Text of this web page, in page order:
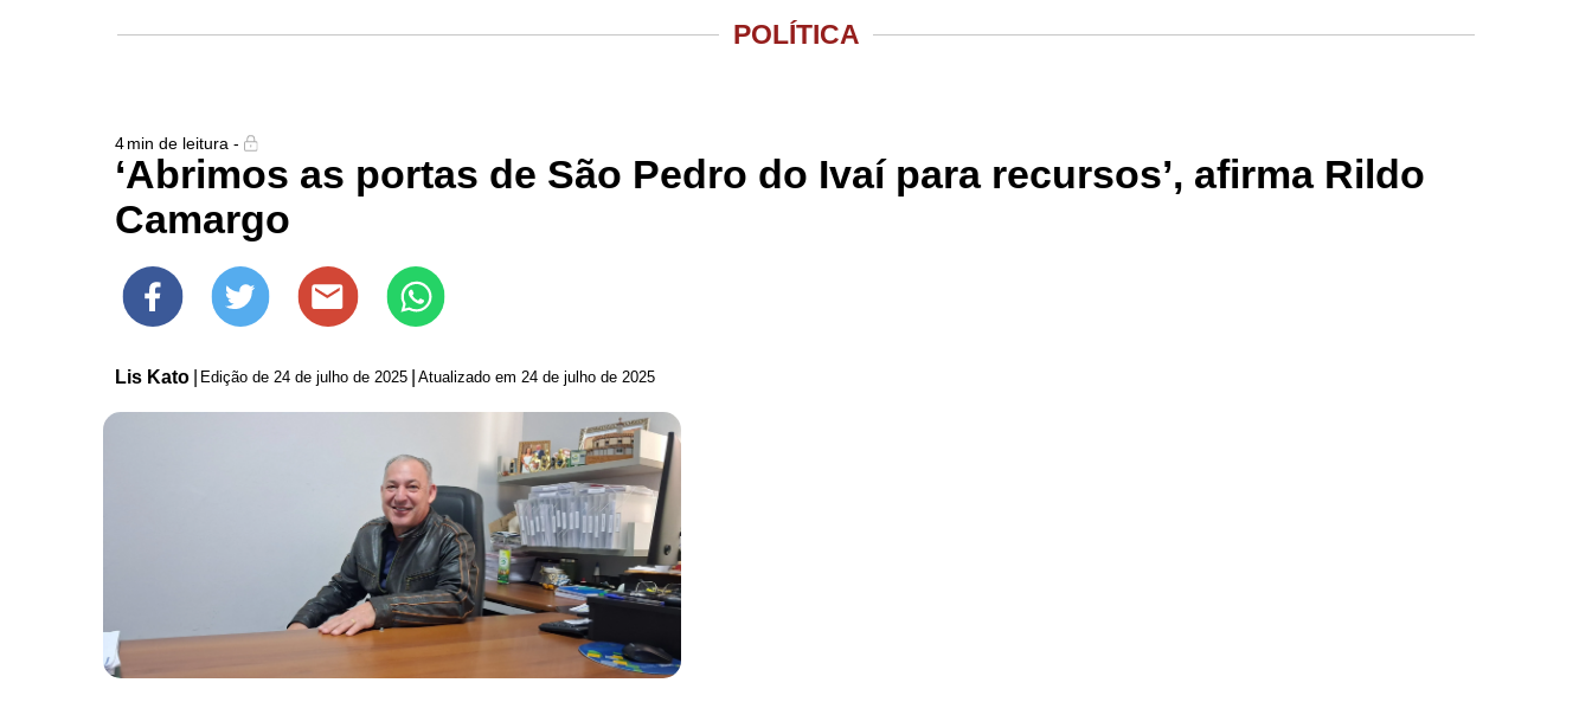
POLÍTICA
4min de leitura -
‘Abrimos as portas de São Pedro do Ivaí para recursos’, afirma Rildo
Camargo
Lis Kato Edição de 24 de julho de 2025 Atualizado em 24 de julho de 2025